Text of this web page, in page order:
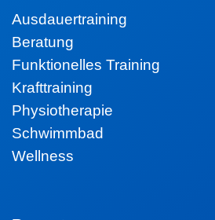
Ausdauertraining
Beratung
Funktionelles Training
Krafttraining
Physiotherapie
Schwimmbad
Wellness